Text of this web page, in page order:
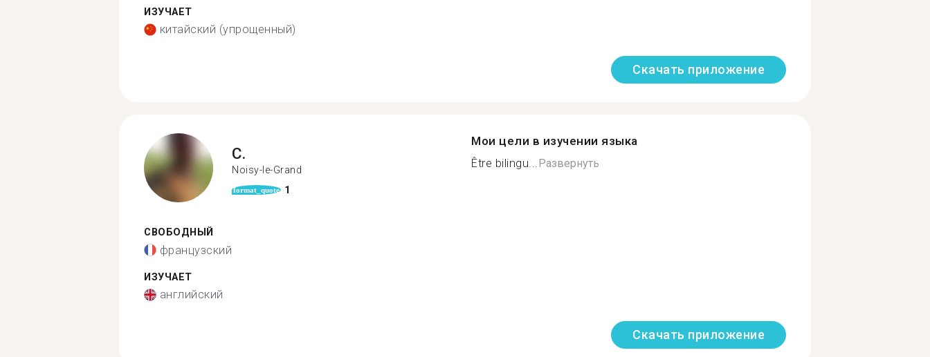
ИЗУЧАЕТ
китайский (упрощенный)
Скачать приложение
C.
Noisy-le-Grand
format_quote 1
СВОБОДНЫЙ
французский
ИЗУЧАЕТ
английский
Мои цели в изучении языка
Être bilingu...Развернуть
Скачать приложение